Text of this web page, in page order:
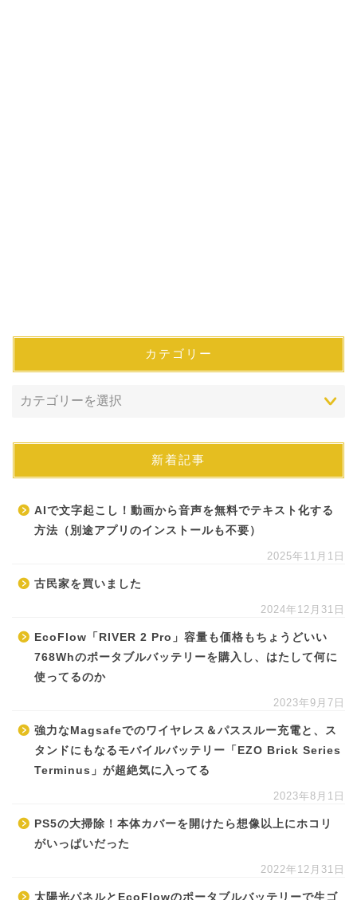
カテゴリー
新着記事
AIで文字起こし！動画から音声を無料でテキスト化する
方法（別途アプリのインストールも不要）
2025年11月1日
古民家を買いました
2024年12月31日
EcoFlow「RIVER 2 Pro」容量も価格もちょうどいい
768Whのポータブルバッテリーを購入し、はたして何に
使ってるのか
2023年9月7日
強力なMagsafeでのワイヤレス＆パススルー充電と、ス
タンドにもなるモバイルバッテリー「EZO Brick Series
Terminus」が超絶気に入ってる
2023年8月1日
PS5の大掃除！本体カバーを開けたら想像以上にホコリ
がいっぱいだった
2022年12月31日
太陽光パネルとEcoFlowのポータブルバッテリーで生ゴ